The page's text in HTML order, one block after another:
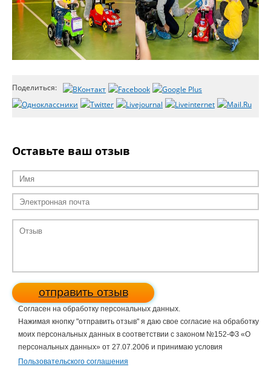
Поделиться:
Оставьте ваш отзыв
отправить отзыв
Согласен на обработку персональных данных.
Нажимая кнопку "отправить отзыв" я даю свое согласие на обработку
моих персональных данных в соответствии с законом №152-ФЗ «О
персональных данных» от 27.07.2006 и принимаю условия
Пользовательского соглашения